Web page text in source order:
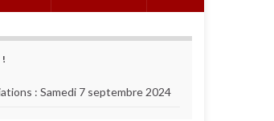
!
: Samedi 7 septembre 2024